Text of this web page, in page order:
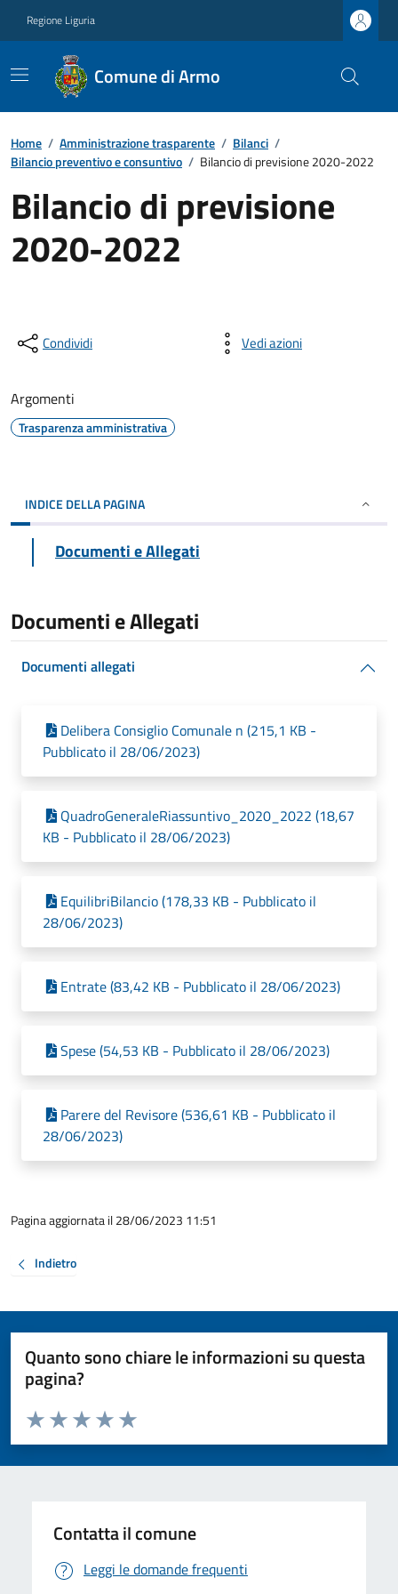
Regione Liguria
Comune di Armo
Home / Amministrazione trasparente / Bilanci /
Bilancio preventivo e consuntivo / Bilancio di previsione 2020-2022
Bilancio di previsione
2020-2022
Condividi Vedi azioni
Argomenti
Trasparenza amministrativa
INDICE DELLA PAGINA
Documenti e Allegati
Documenti e Allegati
Documenti allegati
Delibera Consiglio Comunale n (215,1 KB -
Pubblicato il 28/06/2023)
QuadroGeneraleRiassuntivo_2020_2022 (18,67
KB - Pubblicato il 28/06/2023)
EquilibriBilancio (178,33 KB - Pubblicato il
28/06/2023)
Entrate (83,42 KB - Pubblicato il 28/06/2023)
Spese (54,53 KB - Pubblicato il 28/06/2023)
Parere del Revisore (536,61 KB - Pubblicato il
28/06/2023)
Pagina aggiornata il 28/06/2023 11:51
Indietro
Quanto sono chiare le informazioni su questa
pagina?
Valuta da 1 a 5 stelle la pagina
Valuta 5 stelle su 5
Valuta 4 stelle su 5
Valuta 3 stelle su 5
Valuta 2 stelle su 5
Valuta 1 stelle su 5
Contatta il comune
Leggi le domande frequenti